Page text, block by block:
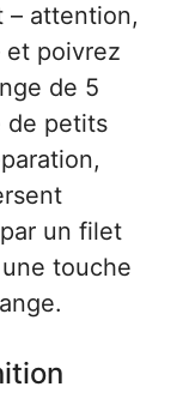
– attention,
et poivrez
de 5
de petits
un filet
touche